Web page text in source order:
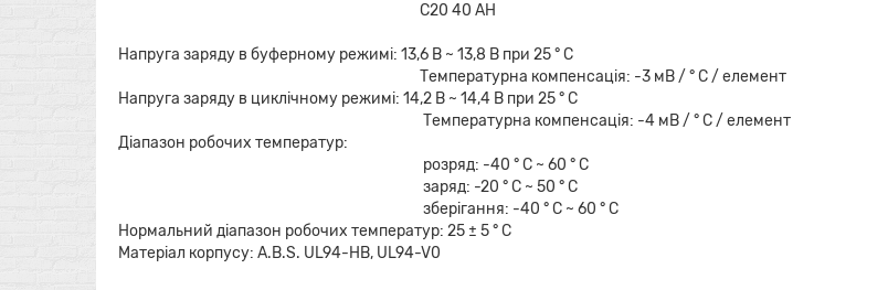
C20 40 AH
Напруга заряду в буферному режимі: 13,6 В ~ 13,8 В при 25 ° С
Температурна компенсація: -3 мВ / ° C / елемент
Напруга заряду в циклічному режимі: 14,2 В ~ 14,4 В при 25 ° С
Температурна компенсація: -4 мВ / ° C / елемент
Діапазон робочих температур:
розряд: -40 ° C ~ 60 ° C
заряд: -20 ° C ~ 50 ° C
зберігання: -40 ° C ~ 60 ° C
Нормальний діапазон робочих температур: 25 ± 5 ° C
Матеріал корпусу: A.В.S. UL94-HB, UL94-V0